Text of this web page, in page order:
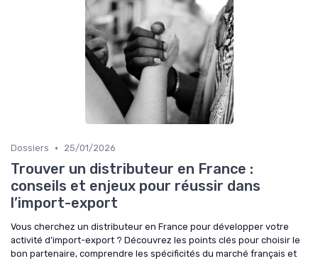
Dossiers • 25/01/2026
Trouver un distributeur en France :
conseils et enjeux pour réussir dans
l’import-export
Vous cherchez un distributeur en France pour développer votre
activité d’import-export ? Découvrez les points clés pour choisir le
bon partenaire, comprendre les spécificités du marché français et